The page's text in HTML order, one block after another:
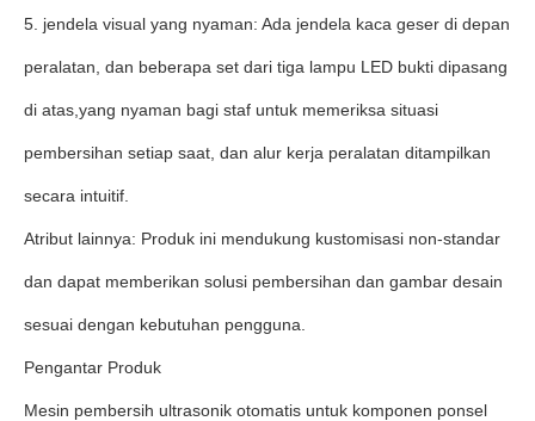
5. jendela visual yang nyaman: Ada jendela kaca geser di depan
peralatan, dan beberapa set dari tiga lampu LED bukti dipasang
di atas,yang nyaman bagi staf untuk memeriksa situasi
pembersihan setiap saat, dan alur kerja peralatan ditampilkan
secara intuitif.
Atribut lainnya: Produk ini mendukung kustomisasi non-standar
dan dapat memberikan solusi pembersihan dan gambar desain
sesuai dengan kebutuhan pengguna.
Pengantar Produk
Mesin pembersih ultrasonik otomatis untuk komponen ponsel